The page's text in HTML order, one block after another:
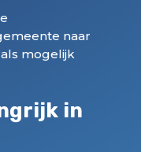
naar
mogelijk
in